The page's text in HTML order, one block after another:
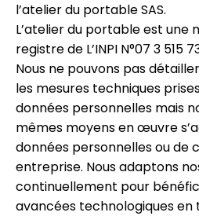
l’atelier du portable SAS.
L’atelier du portable est une
registre de L’INPI N°07 3 515
Nous ne pouvons pas
les mesures techniques
données personnelles mais
mêmes moyens en œuvre
données personnelles ou de
entreprise. Nous adaptons
continuellement pour
avancées technologiques